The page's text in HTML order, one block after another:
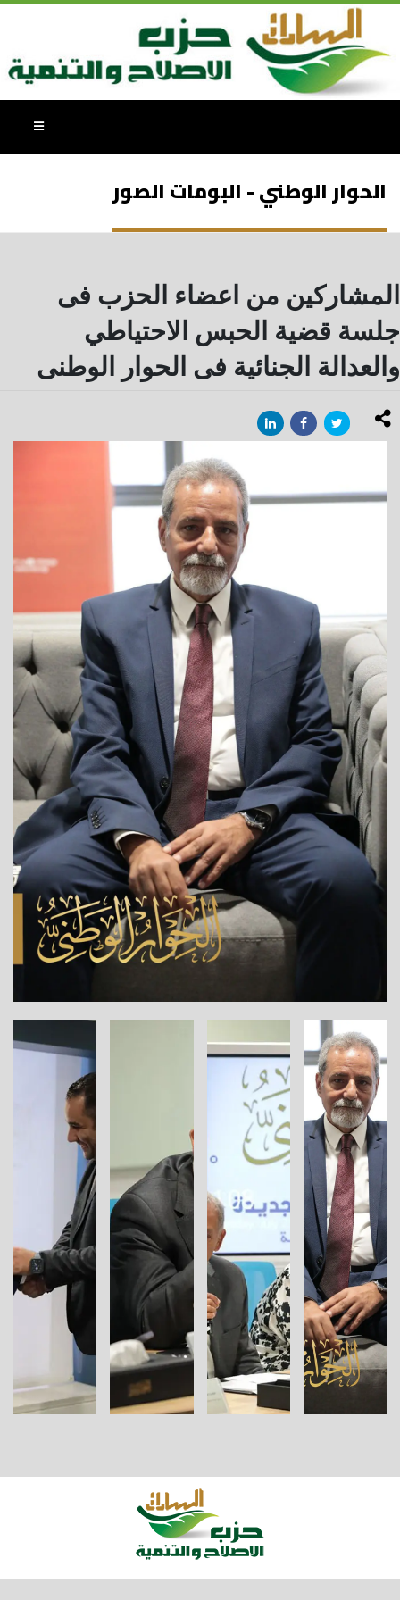
الحوار الوطني - البومات الصور
المشاركين من اعضاء الحزب فى
جلسة قضية الحبس الاحتياطي
والعدالة الجنائية فى الحوار الوطنى